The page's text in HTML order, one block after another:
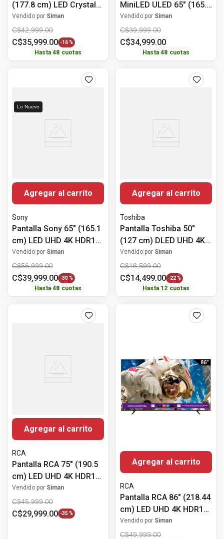
(177.8 cm) LED Crystal
UHD 4K HDR10+
UN70U8000FPXPA
Vendido por Siman
C$42,999.00
C$35,999.00 -16 %
Hasta48 cuotas
MiniLED ULED 65" (165.1
cm) 4K UHD HDR10+
65U6ESV
Vendido por Siman
C$39,999.00
C$34,999.00
Hasta48 cuotas
Lo Nuevo
Agregar al carrito
Sony
Pantalla Sony 65" (165.1
cm) LED UHD 4K HDR10
K-65S20M2
Vendido por Siman
C$56,999.00
C$39,999.00 -30 %
Hasta48 cuotas
Agregar al carrito
Toshiba
Pantalla Toshiba 50"
(127 cm) DLED UHD 4K
HDR10 50C350NS
Vendido por Siman
C$18,599.00
C$14,499.00 -22 %
Hasta 12 cuotas
Agregar al carrito
RCA
Pantalla RCA 75" (190.5
cm) LED UHD 4K HDR10
RC75RK
Vendido por Siman
C$45,999.00
C$29,999.00 -35 %
Agregar al carrito
RCA
Pantalla RCA 86" (218.44
cm) LED UHD 4K HDR10
RC86RK
Vendido por Siman
C$49,999.00